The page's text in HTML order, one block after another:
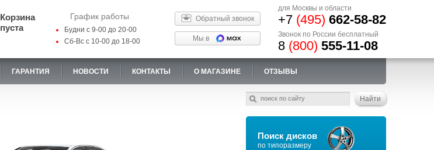
Корзина
пуста
График работы
Будни с 9-00 до 20-00
Сб-Вс с 10-00 до 18-00
Обратный звонок
Мы в
для Москвы и области
+7 (495) 662-58-82
Звонок по России бесплатный
8 (800) 555-11-08
ГАРАНТИЯ НОВОСТИ КОНТАКТЫ О МАГАЗИНЕ ОТЗЫВЫ
Поиск дисков
по типоразмеру